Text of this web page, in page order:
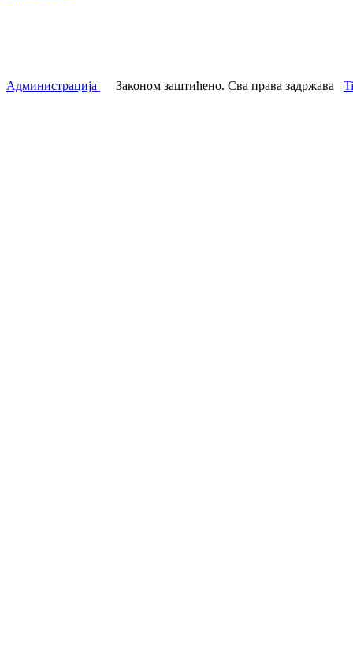
Администрација Законом заштићено. Сва права задржава